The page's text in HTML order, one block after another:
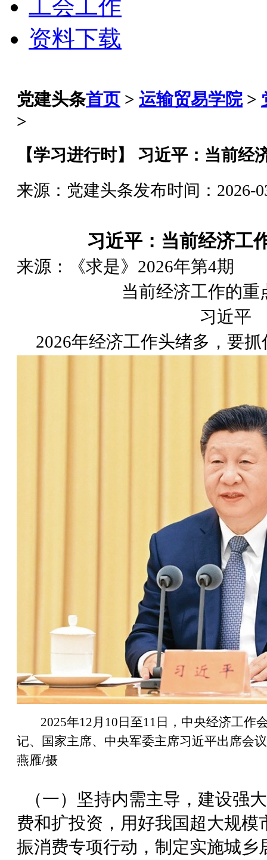
工会工作
资料下载
党建头条首页 > 运输贸易学院>
>
【学习进行时】 习近平：当前经
来源：党建头条发布时间：2026-
习近平：当前经济工
来源：《求是》2026年第4期
当前经济工作的
习近平
2026年经济工作头绪多，要
2025年12月10日至11日，中央经济工作
记、国家主席、中央军委主席习近平出席会
燕雁/摄
（一）坚持内需主导，建设强
费和扩投资，用好我国超大规模
振消费专项行动，制定实施城乡